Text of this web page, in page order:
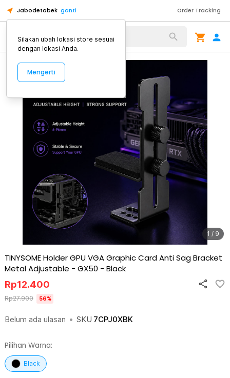
Jabodetabek ganti Order Tracking
Alat Kopi
1 / 9
TINYSOME Holder GPU VGA Graphic Card Anti Sag Bracket
Metal Adjustable - GX50 - Black
Belum ada ulasan • SKU 7CPJ0XBK
Rp12.400
Rp27.900 56%
Pilihan Warna:
Black
Silakan ubah lokasi store sesuai
dengan lokasi Anda.
Mengerti